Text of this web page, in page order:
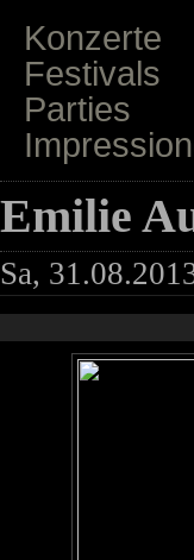
Konzerte
Festivals
Parties
Emilie
Sa,